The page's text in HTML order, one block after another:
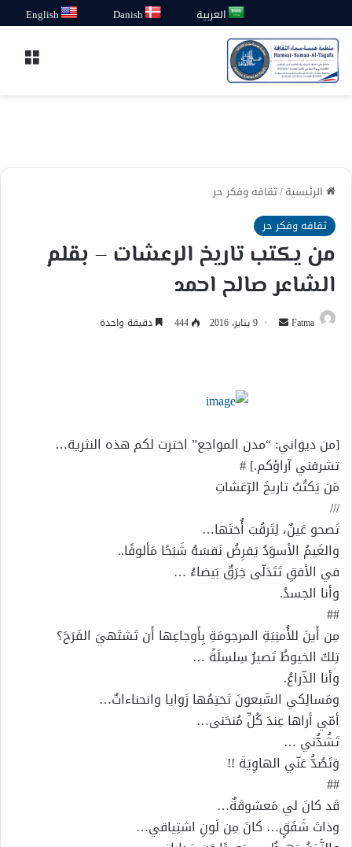
العربية Danish
English
الرئيسية/ثقافه وفكر حر
ثقافه وفكر حر
من يكتب تاريخ الرعشات – بقلم
الشاعر صالح احمد
Fatma
أرسل 9 يناير، 2016 444 دقيقة واحدة
[من ديواني: “مدن المواجع” اخترت لكم هذه النثرية…
تشرفني آراؤكم.] #
مَن يَكتُبُ تاريخَ الرّعَشاتِ
///
تَصحو عَينٌ، لِتَرقُبَ أُختَها…
والغَيمُ الأسوَدُ يَفرِضُ نَفسَهُ شَبَحًا مَألوفًا..
في الأفقِ تَتَدَلّى خِرَقٌ بَيضاءُ …
وأنا الجسدُ.
##
مِن أَينَ للأُمنِيَةِ المرجومَةِ بِأَوجاعِها أَن تَشتَهيَ الفَرَحَ؟
تِلكَ الخيوطُ تَصيرُ سِلسِلَةً …
وأنا الذّراعُ.
ومَسالِكي السَّبعونَ تَختِمُها زَوايا وانحناءاتٌ…
أمّي أراها عِندَ كُلِّ مُنحَنى…
تَشُدُّني …
وَتَصُدُّ عَنّي الهاوِيَةَ !!
##
قَد كانَ لي مَعشوقَةٌ…
وذاتَ شَفَقٍ… كانَ مِن لَونِ اشتِياقي…